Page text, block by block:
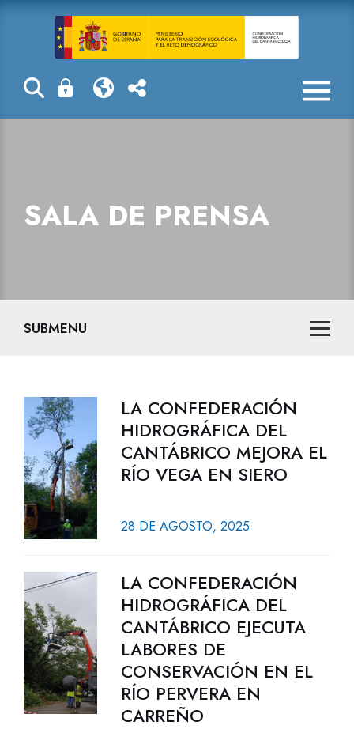
Sala de prensa
SALA DE PRENSA
SUBMENU
LA CONFEDERACIÓN
HIDROGRÁFICA DEL
CANTÁBRICO MEJORA EL
RÍO VEGA EN SIERO
28 DE AGOSTO, 2025
LA CONFEDERACIÓN
HIDROGRÁFICA DEL
CANTÁBRICO EJECUTA
LABORES DE
CONSERVACIÓN EN EL
RÍO PERVERA EN
CARREÑO